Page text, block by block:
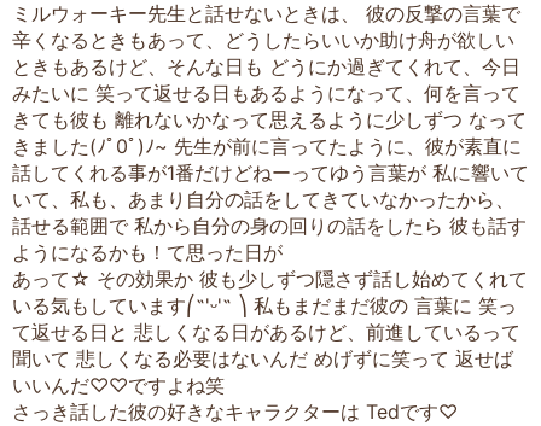
ミルウォーキー先生と話せないときは、 彼の反撃の言葉で
辛くなるときもあって、どうしたらいいか助け舟が欲しい
ときもあるけど、そんな日も どうにか過ぎてくれて、今日
みたいに 笑って返せる日もあるようになって、何を言って
きても彼も 離れないかなって思えるように少しずつ なって
きました(⁠ﾉﾟ⁠0ﾟ⁠)⁠ﾉ⁠~ 先生が前に言ってたように、彼が素直に
話してくれる事が1番だけどねーってゆう言葉が 私に響いて
いて、私も、あまり自分の話をしてきていなかったから、
話せる範囲で 私から自分の身の回りの話をしたら 彼も話す
ようになるかも！て思った日が
あって☆ その効果か 彼も少しずつ隠さず話し始めてくれて
いる気もしています⎛˶'ᵕ'˶ ⎞ 私もまだまだ彼の 言葉に 笑っ
て返せる日と 悲しくなる日があるけど、前進しているって
聞いて 悲しくなる必要はないんだ めげずに笑って 返せば
いいんだ♡♡ですよね笑
さっき話した彼の好きなキャラクターは Tedです♡